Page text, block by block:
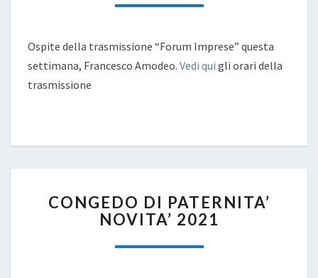
AMODEO
Ospite della trasmissione “Forum Imprese” questa
settimana, Francesco Amodeo. Vedi qui gli orari della
trasmissione
DI
PATERNITA’
2021
CONGEDO DI PATERNITA’
NOVITA’ 2021